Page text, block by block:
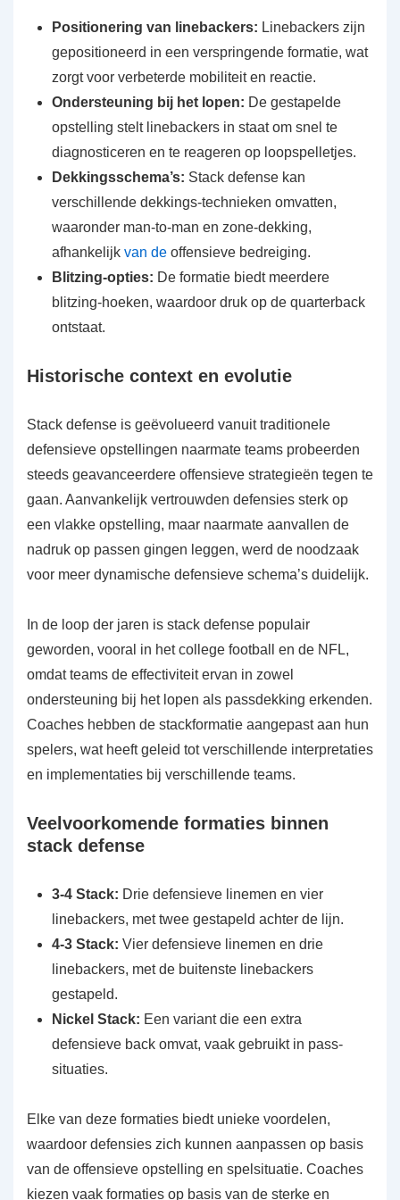
Positionering van linebackers: Linebackers zijn
gepositioneerd in een verspringende formatie, wat
zorgt voor verbeterde mobiliteit en reactie.
Ondersteuning bij het lopen: De gestapelde
opstelling stelt linebackers in staat om snel te
diagnosticeren en te reageren op loopspelletjes.
Dekkingsschema’s: Stack defense kan
verschillende dekkings-technieken omvatten,
waaronder man-to-man en zone-dekking,
afhankelijk van de offensieve bedreiging.
Blitzing-opties: De formatie biedt meerdere
blitzing-hoeken, waardoor druk op de quarterback
ontstaat.
Historische context en evolutie
Stack defense is geëvolueerd vanuit traditionele
defensieve opstellingen naarmate teams probeerden
steeds geavanceerdere offensieve strategieën tegen te
gaan. Aanvankelijk vertrouwden defensies sterk op
een vlakke opstelling, maar naarmate aanvallen de
nadruk op passen gingen leggen, werd de noodzaak
voor meer dynamische defensieve schema’s duidelijk.
In de loop der jaren is stack defense populair
geworden, vooral in het college football en de NFL,
omdat teams de effectiviteit ervan in zowel
ondersteuning bij het lopen als passdekking erkenden.
Coaches hebben de stackformatie aangepast aan hun
spelers, wat heeft geleid tot verschillende interpretaties
en implementaties bij verschillende teams.
Veelvoorkomende formaties binnen
stack defense
3-4 Stack: Drie defensieve linemen en vier
linebackers, met twee gestapeld achter de lijn.
4-3 Stack: Vier defensieve linemen en drie
linebackers, met de buitenste linebackers
gestapeld.
Nickel Stack: Een variant die een extra
defensieve back omvat, vaak gebruikt in pass-
situaties.
Elke van deze formaties biedt unieke voordelen,
waardoor defensies zich kunnen aanpassen op basis
van de offensieve opstelling en spelsituatie. Coaches
kiezen vaak formaties op basis van de sterke en